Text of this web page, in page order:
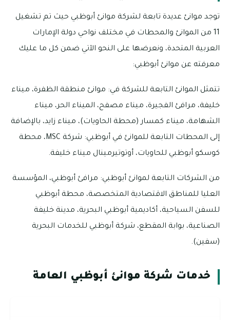
توجد موانئ عديدة تابعة لشركة موانئ أبوظبي حيث تم تشغيل
11 من الموانئ والمحطات في مختلف نواحي دولة الإمارات
العربية المتحدة، ونعرضها على النحو الآتي ضمن كل ما عليك
معرفته عن موانئ أبوظبي:
تتمثل الموانئ التابعة للشركة في: موانئ منطقة الظفرة، ميناء
خليفة، مرافئ الفجيرة، ميناء مصفح، الميناء الحر، ميناء
الشهامة، ميناء كمسار (محطة الحاويات)، ميناء زايد، بالإضافة
إلى المحطات التابعة للموانئ في أبوظبي: شركة MSC، محطة
كوسكو أبوظبي للحاويات، أوتوتيرمينال ميناء خليفة.
من الشركات التابعة لموانئ أبوظبي: مرافئ أبوظبي، المؤسسة
العليا للمناطق الاقتصادية المتخصصة، محطة أبوظبي
للسفن السياحية، أكاديمية أبوظبي البحرية، مدينة خليفة
الصناعية، بوابة المقطع، شركة أبوظبي للخدمات البحرية
(سفين).
خدمات شركة موانئ أبوظبي العامة